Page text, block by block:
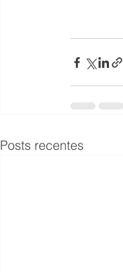
Posts recentes